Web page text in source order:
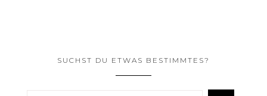
SUCHST DU ETWAS BESTIMMTES?